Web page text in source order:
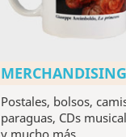
MERCHANDISING
Postales, bolsos,
paraguas, CDs
y mucho más.